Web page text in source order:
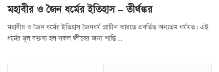
মহাবীর ও জৈন ধর্মের ইতিহাস – তীর্থঙ্কর
মহাবীর ও জৈন ধর্মের ইতিহাস জৈনধর্ম প্রাচীন ভারতে প্রবর্তিত অন্যতম ধর্মমত। এই
ধর্মের মূল বক্তব্য হল সকল জীবের জন্য শান্তি…